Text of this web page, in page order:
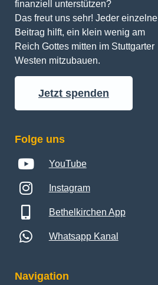
finanziell unterstützen?
Das freut uns sehr! Jeder einzelne
Beitrag hilft, ein klein wenig am
Reich Gottes mitten im Stuttgarter
Westen mitzubauen.
Jetzt spenden
Folge uns
YouTube
Instagram
Bethelkirchen App
Whatsapp Kanal
Navigation